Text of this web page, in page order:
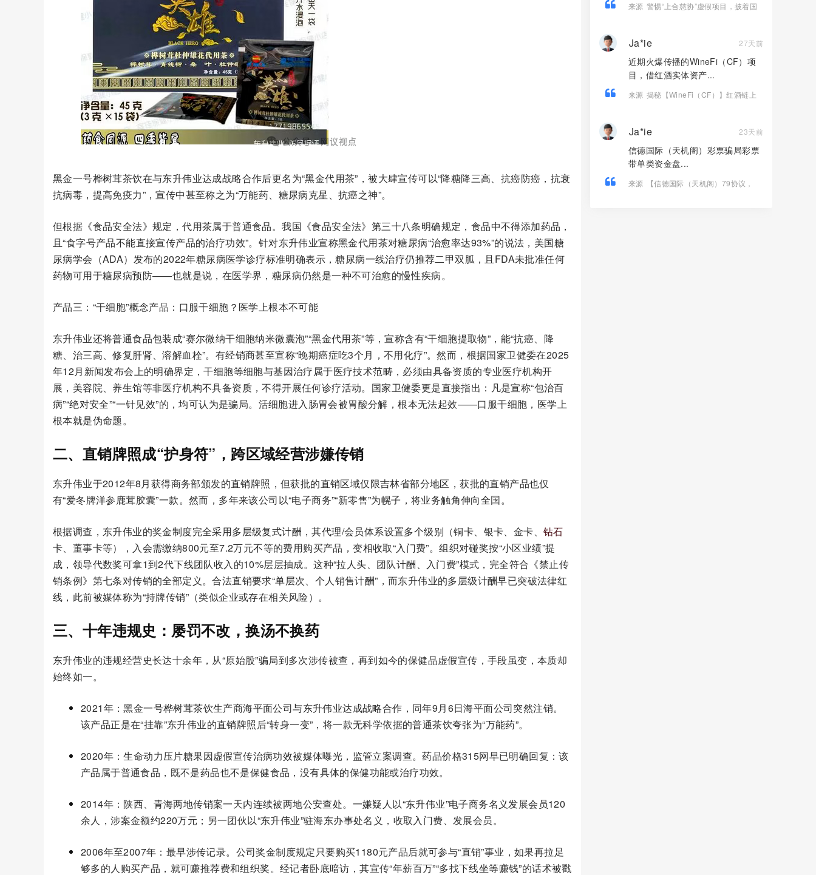
黑金一号桦树茸茶饮在与东升伟业达成战略合作后更名为“黑金代用茶”，被大肆宣传可以“降糖降三高、抗癌防癌，抗衰
抗病毒，提高免疫力”，宣传中甚至称之为“万能药、糖尿病克星、抗癌之神”。
但根据《食品安全法》规定，代用茶属于普通食品。我国《食品安全法》第三十八条明确规定，食品中不得添加药品，
且“食字号产品不能直接宣传产品的治疗功效”。针对东升伟业宣称黑金代用茶对糖尿病“治愈率达93%”的说法，美国糖
尿病学会（ADA）发布的2022年糖尿病医学诊疗标准明确表示，糖尿病一线治疗仍推荐二甲双胍，且FDA未批准任何
药物可用于糖尿病预防——也就是说，在医学界，糖尿病仍然是一种不可治愈的慢性疾病。
产品三：“干细胞”概念产品：口服干细胞？医学上根本不可能
东升伟业还将普通食品包装成“赛尔微纳干细胞纳米微囊泡”“黑金代用茶”等，宣称含有“干细胞提取物”，能“抗癌、降
糖、治三高、修复肝肾、溶解血栓”。有经销商甚至宣称“晚期癌症吃3个月，不用化疗”。然而，根据国家卫健委在2025
年12月新闻发布会上的明确界定，干细胞等细胞与基因治疗属于医疗技术范畴，必须由具备资质的专业医疗机构开
展，美容院、养生馆等非医疗机构不具备资质，不得开展任何诊疗活动。国家卫健委更是直接指出：凡是宣称“包治百
病”“绝对安全”“一针见效”的，均可认为是骗局。活细胞进入肠胃会被胃酸分解，根本无法起效——口服干细胞，医学上
根本就是伪命题。
二、直销牌照成“护身符”，跨区域经营涉嫌传销
东升伟业于2012年8月获得商务部颁发的直销牌照，但获批的直销区域仅限吉林省部分地区，获批的直销产品也仅
有“爱冬牌洋参鹿茸胶囊”一款。然而，多年来该公司以“电子商务”“新零售”为幌子，将业务触角伸向全国。
根据调查，东升伟业的奖金制度完全采用多层级复式计酬，其代理/会员体系设置多个级别（铜卡、银卡、金卡、 钻石
卡、董事卡等），入会需缴纳800元至7.2万元不等的费用购买产品，变相收取“入门费”。组织对碰奖按“小区业绩”提
成，领导代数奖可拿1到2代下线团队收入的10%层层抽成。这种“拉人头、团队计酬、入门费”模式，完全符合《禁止传
销条例》第七条对传销的全部定义。合法直销要求“单层次、个人销售计酬”，而东升伟业的多层级计酬早已突破法律红
线，此前被媒体称为“持牌传销”（类似企业或存在相关风险）。
三、十年违规史：屡罚不改，换汤不换药
东升伟业的违规经营史长达十余年，从“原始股”骗局到多次涉传被查，再到如今的保健品虚假宣传，手段虽变，本质却
始终如一。
2021年：黑金一号桦树茸茶饮生产商海平面公司与东升伟业达成战略合作，同年9月6日海平面公司突然注销。
该产品正是在“挂靠”东升伟业的直销牌照后“转身一变”，将一款无科学依据的普通茶饮夸张为“万能药”。
2020年：生命动力压片糖果因虚假宣传治病功效被媒体曝光，监管立案调查。药品价格315网早已明确回复：该
产品属于普通食品，既不是药品也不是保健食品，没有具体的保健功能或治疗功效。
2014年：陕西、青海两地传销案一天内连续被两地公安查处。一嫌疑人以“东升伟业”电子商务名义发展会员120
余人，涉案金额约220万元；另一团伙以“东升伟业”驻海东办事处名义，收取入门费、发展会员。
2006年至2007年：最早涉传记录。公司奖金制度规定只要购买1180元产品后就可参与“直销”事业，如果再拉足
够多的人购买产品，就可赚推荐费和组织奖。经记者卧底暗访，其宣传“年薪百万”“多找下线坐等赚钱”的话术被戳
来源 警惕“上合慈协”虚假项目，披着国
Ja*ie 27天前
近期火爆传播的WineFi（CF）项
目，借红酒实体资产...
来源 揭秘【WineFi（CF）】红酒链上
Ja*ie 23天前
信德国际（天机阁）彩票骗局彩票
带单类资金盘...
来源
【信德国际（天机阁）79协议，